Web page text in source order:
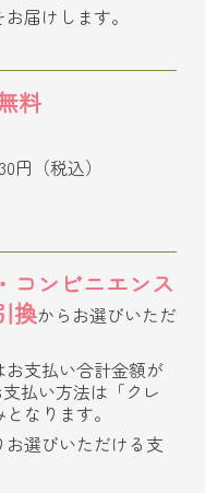
届けします。
料
円（税込）
コンビニエンス
換からお選びいただ
支払い合計金額が
払い方法は「クレ
なります。
選びいただける支